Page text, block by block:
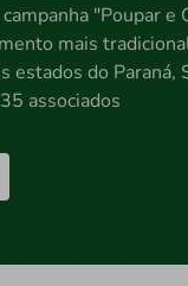
"Poupar e
mais
estados do Paraná,
associados